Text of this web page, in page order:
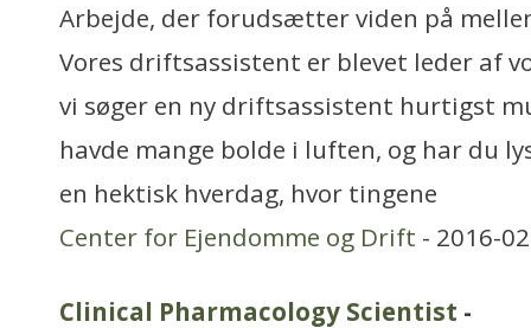
Arbejde, der forudsætter viden på
Vores driftsassistent er blevet leder af
vi søger en ny driftsassistent hurtigst
havde mange bolde i luften, og har du
en hektisk hverdag, hvor tingene
Center for Ejendomme og Drift - 2016-
Clinical Pharmacology Scientist -